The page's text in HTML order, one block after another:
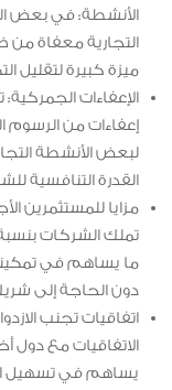
الأنشطة: في بعض
التجارية معفاة من
ميزة كبيرة لتقليل
الإعفاءات
إعفاءات من الرسوم
لبعض الأنشطة
القدرة التنافسية
مزايا للمستثمرين
ما يساهم في
دون الحاجة إلى
اتفاقيات تجنب
الاتفاقيات مع دول
يساهم في تسهيل